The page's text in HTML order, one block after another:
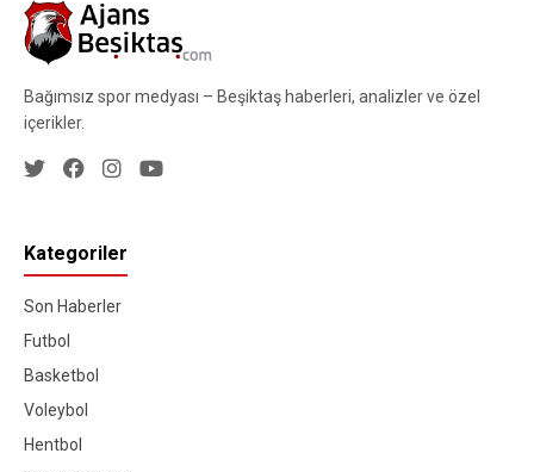
Bağımsız spor medyası – Beşiktaş haberleri, analizler ve özel
içerikler.
Kategoriler
Son Haberler
Futbol
Basketbol
Voleybol
Hentbol